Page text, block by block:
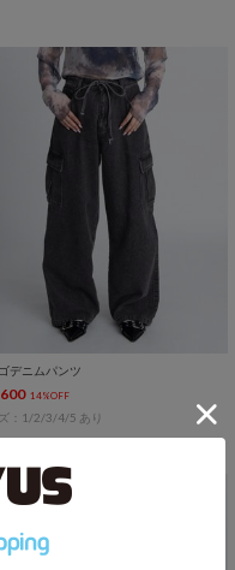
デニムパンツ
14%OFF
：1/2/3/4/5 あり